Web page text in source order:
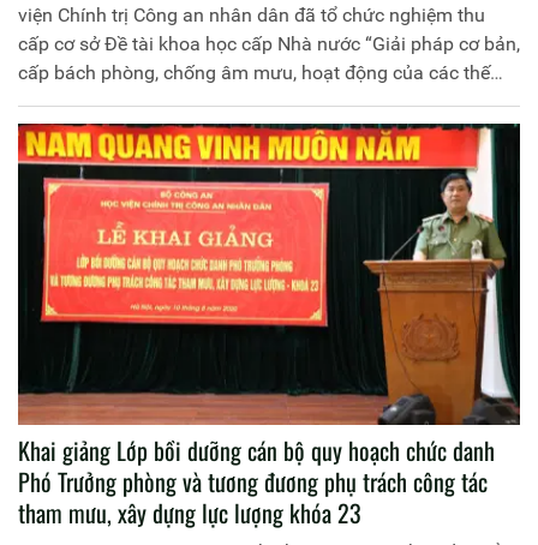
viện Chính trị Công an nhân dân đã tổ chức nghiệm thu
cấp cơ sở Đề tài khoa học cấp Nhà nước “Giải pháp cơ bản,
cấp bách phòng, chống âm mưu, hoạt động của các thế
lực thù địch đối với vùng dân tộc thiểu số và miền núi nước
ta hiện nay”, mã số CTDT.48.18/16-20 do Học viện Chính
trị Công an nhân dân chủ trì và đồng chí Thiếu tướng, PGS.
TS Trần Xuân Dung, nguyên Phó Giám đốc Học viện Chính
trị Công an nhân dân làm Chủ nhiệm. Đồng chí Trung
tướng, PGS.TS Trần Vi Dân, Giám đốc Học viện Chính trị
Công an nhân dân làm Chủ tịch Hội đồng.
Khai giảng Lớp bồi dưỡng cán bộ quy hoạch chức danh
Phó Trưởng phòng và tương đương phụ trách công tác
tham mưu, xây dựng lực lượng khóa 23